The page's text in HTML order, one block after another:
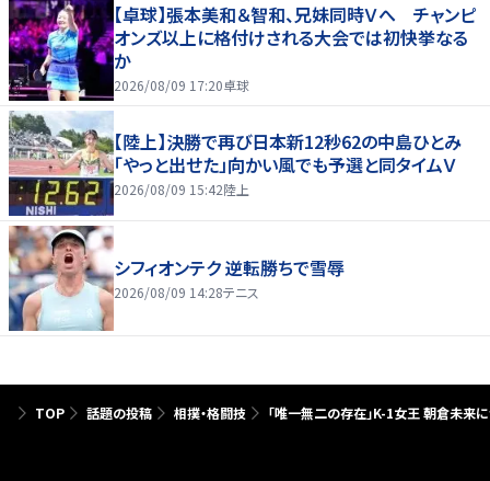
【卓球】張本美和＆智和、兄妹同時Ｖへ チャンピ
オンズ以上に格付けされる大会では初快挙なる
か
2026/08/09 17:20卓球
【陸上】決勝で再び日本新12秒62の中島ひとみ
「やっと出せた」向かい風でも予選と同タイムＶ
2026/08/09 15:42陸上
シフィオンテク 逆転勝ちで雪辱
2026/08/09 14:28テニス
TOP 話題の投稿 相撲・格闘技 「唯一無二の存在」K-1女王 朝倉未来